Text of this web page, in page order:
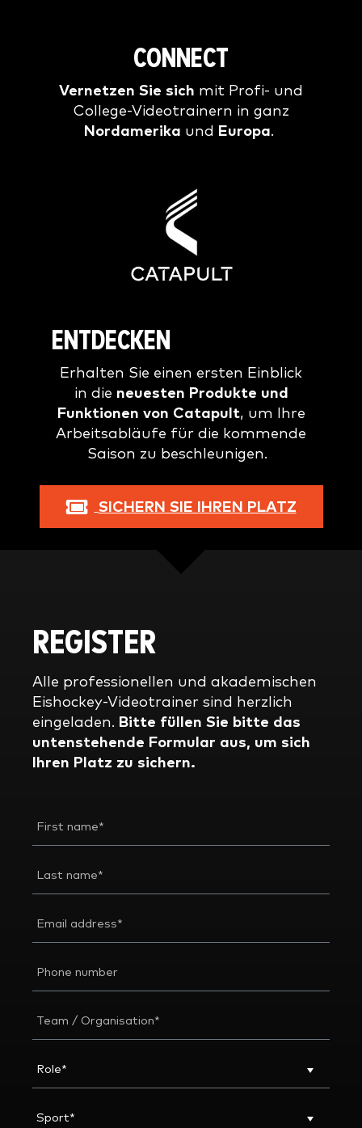
CONNECT
Vernetzen Sie sich mit Profi- und
College-Videotrainern in ganz
Nordamerika und Europa.
ENTDECKEN
Erhalten Sie einen ersten Einblick
in die neuesten Produkte und
Funktionen von Catapult, um Ihre
Arbeitsabläufe für die kommende
Saison zu beschleunigen.
SICHERN SIE IHREN PLATZ
REGISTER
Alle professionellen und akademischen
Eishockey-Videotrainer sind herzlich
eingeladen. Bitte füllen Sie bitte das
untenstehende Formular aus, um sich
Ihren Platz zu sichern.